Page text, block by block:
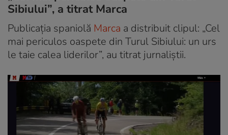
Sibiului”, a titrat Marca
Publicația spaniolă Marca a distribuit clipul: „Cel
mai periculos oaspete din Turul Sibiului: un urs
le taie calea liderilor”, au titrat jurnaliștii.